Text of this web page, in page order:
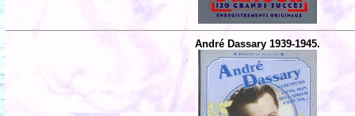
André Dassary 1939-1945.